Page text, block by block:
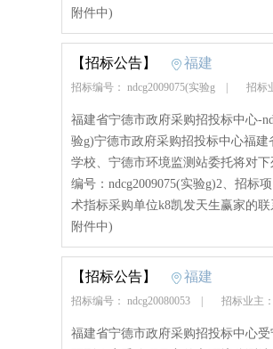
附件中)
【招标公告】 福建
招标编号： ndcg2009075(实验g 招标
福建省宁德市政府采购招投标中心-
验g)宁德市政府采购招投标中心福
学校、宁德市环境监测站委托将对
编号：ndcg2009075(实验g)2、招标
术指标采购单位k8凯发天生赢家的
附件中)
【招标公告】 福建
招标编号： ndcg20080053 招标业主
福建省宁德市政府采购招投标中心